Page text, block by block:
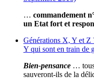
… commandement
un Etat fort et
Générations X, Y et Z
Y qui sont en train de
Bien-pensance …
sauveront-ils de la